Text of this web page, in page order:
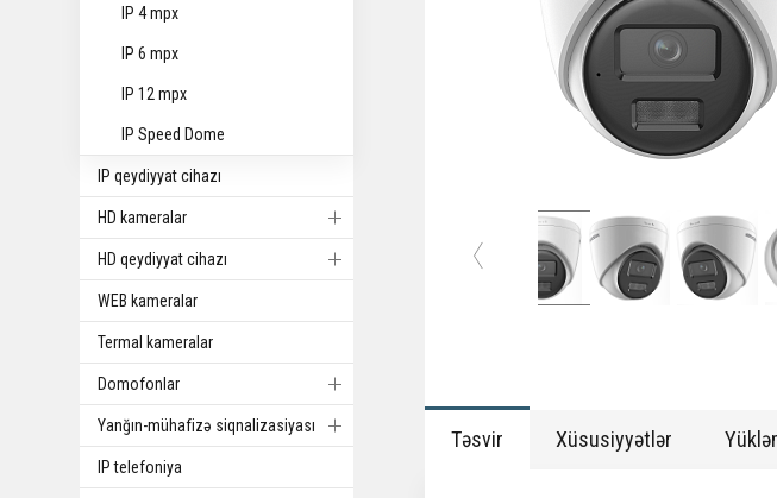
IP 4 mpx
IP 6 mpx
IP 12 mpx
IP Speed Dome
IP qeydiyyat cihazı
HD kameralar
HD qeydiyyat cihazı
WEB kameralar
Termal kameralar
Domofonlar
Yanğın-mühafizə siqnalizasiyası
IP telefoniya
Təsvir Xüsusiyyətlər